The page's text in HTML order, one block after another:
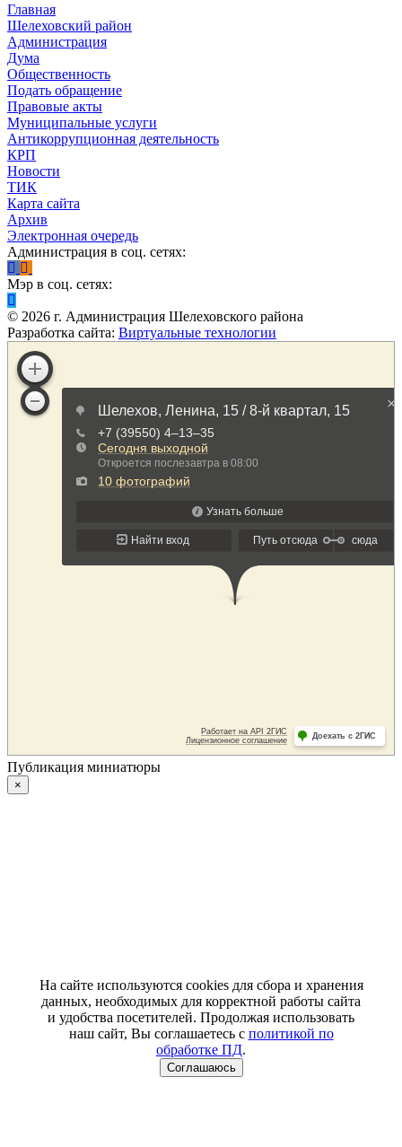
Главная
Шелеховский район
Администрация
Дума
Общественность
Подать обращение
Правовые акты
Муниципальные услуги
Антикоррупционная деятельность
КРП
Новости
ТИК
Карта сайта
Архив
Электронная очередь
Администрация в соц. сетях:
Мэр в соц. сетях:
© 2026 г. Администрация Шелеховского района
Разработка сайта: Виртуальные технологии
Публикация миниатюры
×
На сайте используются cookies для сбора и хранения
данных, необходимых для корректной работы сайта
и удобства посетителей. Продолжая использовать
наш сайт, Вы соглашаетесь с политикой по
обработке ПД.
Соглашаюсь